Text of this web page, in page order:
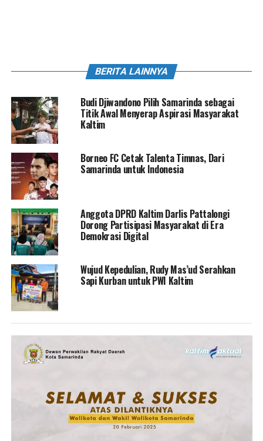
BERITA LAINNYA
Budi Djiwandono Pilih Samarinda sebagai
Titik Awal Menyerap Aspirasi Masyarakat
Kaltim
Borneo FC Cetak Talenta Timnas, Dari
Samarinda untuk Indonesia
Anggota DPRD Kaltim Darlis Pattalongi
Dorong Partisipasi Masyarakat di Era
Demokrasi Digital
Wujud Kepedulian, Rudy Mas’ud Serahkan
Sapi Kurban untuk PWI Kaltim